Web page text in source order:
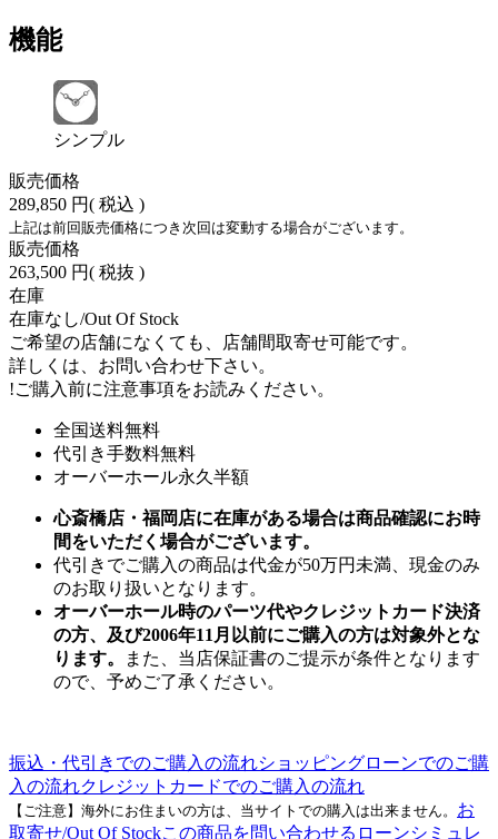
機能
シンプル
販売価格
289,850 円( 税込 )
上記は前回販売価格につき次回は変動する場合がございます。
販売価格
263,500 円( 税抜 )
在庫
在庫なし/Out Of Stock
ご希望の店舗になくても、店舗間取寄せ可能です。
詳しくは、お問い合わせ下さい。
!ご購入前に注意事項をお読みください。
全国送料無料
代引き手数料無料
オーバーホール永久半額
心斎橋店・福岡店に在庫がある場合は商品確認にお時
間をいただく場合がございます。
代引きでご購入の商品は代金が50万円未満、現金のみ
のお取り扱いとなります。
オーバーホール時のパーツ代やクレジットカード決済
の方、及び2006年11月以前にご購入の方は対象外とな
ります。
また、当店保証書のご提示が条件となります
ので、予めご了承ください。
振込・代引きでのご購入の流れショッピングローンでのご購
入の流れクレジットカードでのご購入の流れ
【ご注意】海外にお住まいの方は、当サイトでの購入は出来ません。 お
取寄せ/Out Of Stockこの商品を問い合わせる ローンシミュレ